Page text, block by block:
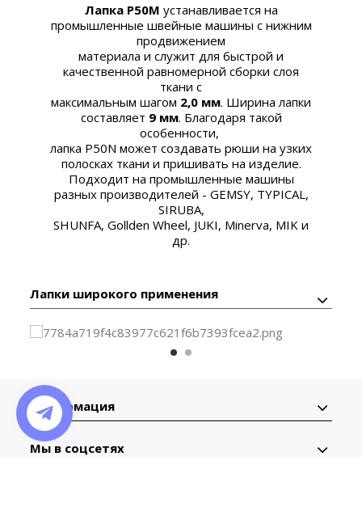
Лапка P50M устанавливается на
промышленные швейные машины с нижним
продвижением
материала и служит для быстрой и
качественной равномерной сборки слоя
ткани с
максимальным шагом 2,0 мм. Ширина лапки
составляет 9 мм. Благодаря такой
особенности,
лапка P50N может создавать рюши на узких
полосках ткани и пришивать на изделие.
Подходит на промышленные машины
разных производителей - GEMSY, TYPICAL,
SIRUBA,
SHUNFA, Gollden Wheel, JUKI, Minerva, MIK и
др.
Лапки широкого применения
Информация
Мы в соцсетях